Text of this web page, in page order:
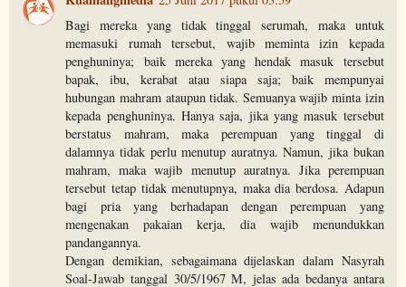
Bagi mereka yang tidak tinggal serumah, maka untuk
memasuki rumah tersebut, wajib meminta izin kepada
penghuninya; baik mereka yang hendak masuk tersebut
bapak, ibu, kerabat atau siapa saja; baik mempunyai
hubungan mahram ataupun tidak. Semuanya wajib minta izin
kepada penghuninya. Hanya saja, jika yang masuk tersebut
berstatus mahram, maka perempuan yang tinggal di
dalamnya tidak perlu menutup auratnya. Namun, jika bukan
mahram, maka wajib menutup auratnya. Jika perempuan
tersebut tetap tidak menutupnya, maka dia berdosa. Adapun
bagi pria yang berhadapan dengan perempuan yang
mengenakan pakaian kerja, dia wajib menundukkan
pandangannya.
Dengan demikian, sebagaimana dijelaskan dalam Nasyrah
Soal-Jawab tanggal 30/5/1967 M, jelas ada bedanya antara